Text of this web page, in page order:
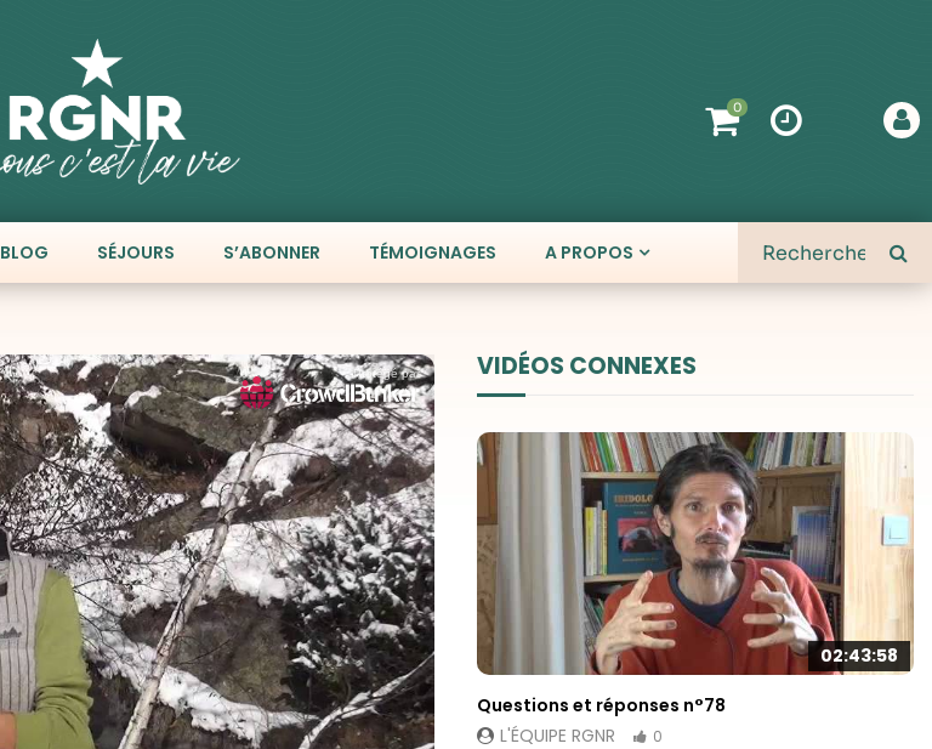
0
BLOG SÉJOURS S’ABONNER TÉMOIGNAGES A PROPOS
VIDÉOS CONNEXES
02:43:58
Questions et réponses n°78
L'ÉQUIPE RGNR
0